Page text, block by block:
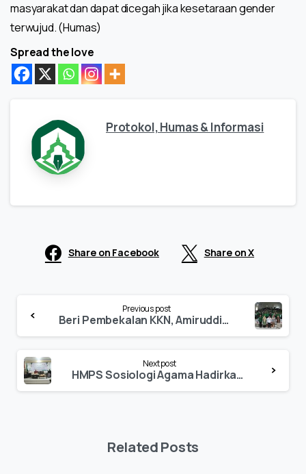
masyarakat dan dapat dicegah jika kesetaraan gender
terwujud. (Humas)
Spread the love
Protokol, Humas & Informasi
Share on Facebook Share on X
Reading
Previous post
Beri Pembekalan KKN, Amiruddin Kuba: Mahasiswa Punya Peran Wujudkan Moderasi Beragama
Next post
HMPS Sosiologi Agama Hadirkan 3 Narasumber Bahas Pencegahan Stunting
Related Posts